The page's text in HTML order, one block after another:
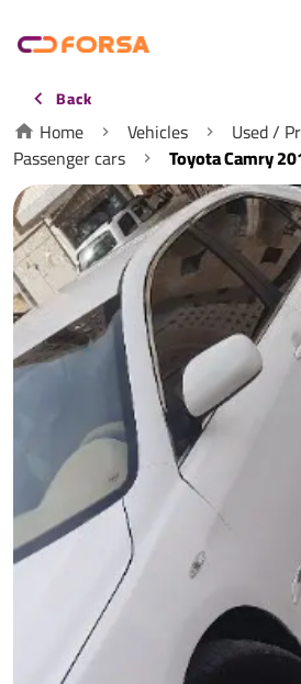
Back
Home Vehicles
Used /
Passenger cars
Toyota Camry